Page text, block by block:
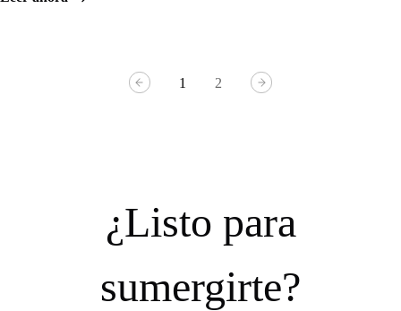
los mayores
1 2
¿Listo para
sumergirte?